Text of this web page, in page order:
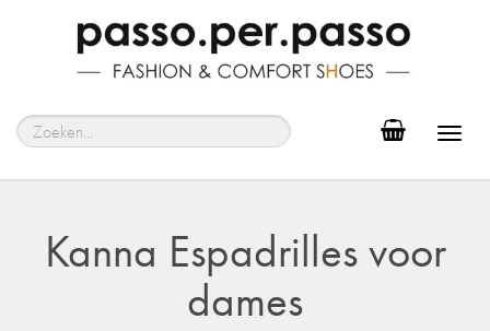
Kanna Espadrilles voor
dames